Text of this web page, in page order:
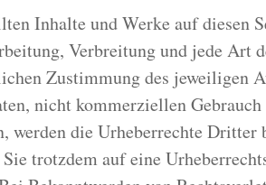
Inhalte und Werke auf diesen
Verbreitung und jede Art
Zustimmung des jeweiligen
nicht kommerziellen
die Urheberrechte Dritter
trotzdem auf eine